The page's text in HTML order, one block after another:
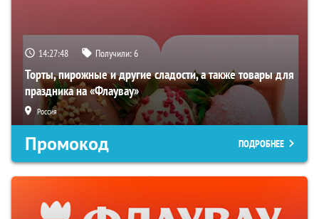
14:27:47 Получили:6
Торты, пирожные и другие сладости, а также товары для
праздника на «Флаувау»
Россия
Промокод ПОДРОБНЕЕ